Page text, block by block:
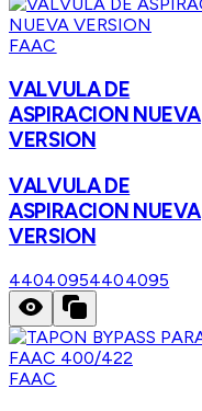
FAAC
VALVULA DE
ASPIRACION NUEVA
VERSION
VALVULA DE
ASPIRACION NUEVA
VERSION
44040954404095
FAAC